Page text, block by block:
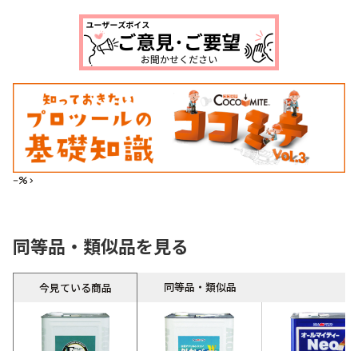
--%>
同等品・類似品を見る
今見ている商品 同等品・類似品